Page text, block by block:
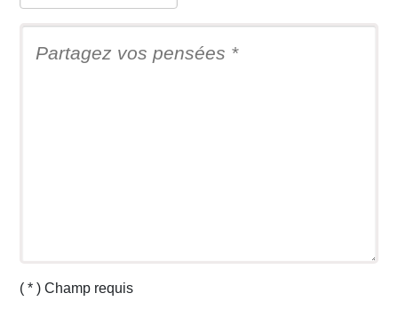
( * ) Champ requis